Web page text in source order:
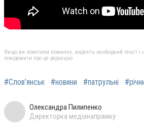
Якщо ви помітили помилку, виділіть необхідний текст і
повідомити про це редакцію
#Слов’янськ #новини #патрульні
Олександра Пилипенко
Директорка медіанапрямку